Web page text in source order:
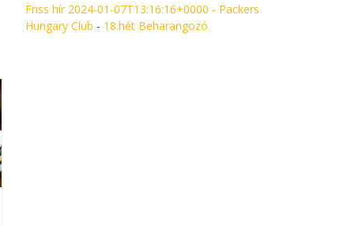
Friss hír 2024-01-07T13:16:16+0000 - Packers
Hungary Club - 18.hét Beharangozó